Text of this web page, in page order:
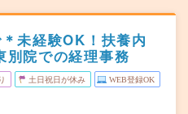
未経験OK！扶養内
院での経理事務
土日祝日が休み WEB登録OK